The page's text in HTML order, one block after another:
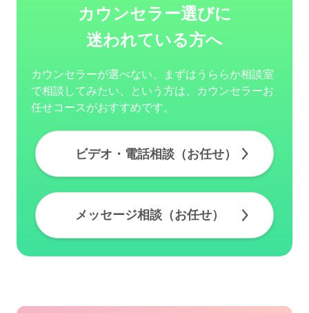
カウンセラー選びに
迷われている方へ
カウンセラーが選べない、まずはうららか相談室
で相談してみたい、という方は、カウンセラーお
任せコースがおすすめです。
ビデオ・電話相談（お任せ）
メッセージ相談（お任せ）